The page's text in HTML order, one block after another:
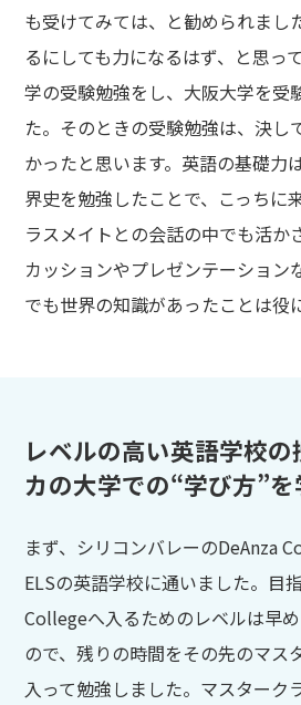
も受けてみては、と勧められまし
るにしても力になるはず、と思っ
学の受験勉強をし、大阪大学を受
た。そのときの受験勉強は、決し
かったと思います。英語の基礎力
界史を勉強したことで、こっちに
ラスメイトとの会話の中でも活か
カッションやプレゼンテーション
でも世界の知識があったことは役
レベルの高い英語学校の
カの大学での“学び方”を
まず、シリコンバレーのDeAnza
ELSの英語学校に通いました。目
Collegeへ入るためのレベルは早
ので、残りの時間をその先のマス
入って勉強しました。マスターク